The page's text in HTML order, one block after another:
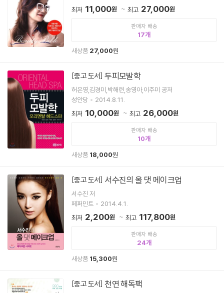
최저 11,000원 최고 27,000원
판매자 배송
17
새상품 27,000원
[중고 도서] 두피모발학
허은영,김경미,박해련,송영아,이주미 공저
성안당
2014.8.11.
최저 10,000원 최고 26,000원
판매자 배송
10
새상품 18,000원
[중고 도서] 서수진의 올 댓 메이크업
서수진 저
페퍼민트
2014.4.1.
최저 2,200원 최고 117,800원
판매자 배송
24
새상품 15,300원
[중고 도서] 천연 해독팩